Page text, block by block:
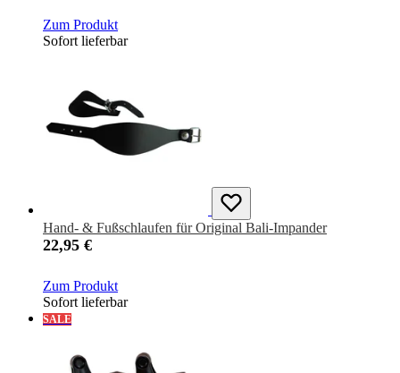
Zum Produkt
Sofort lieferbar
Hand- & Fußschlaufen für Original Bali-Impander
22,95 €
Zum Produkt
Sofort lieferbar
SALE